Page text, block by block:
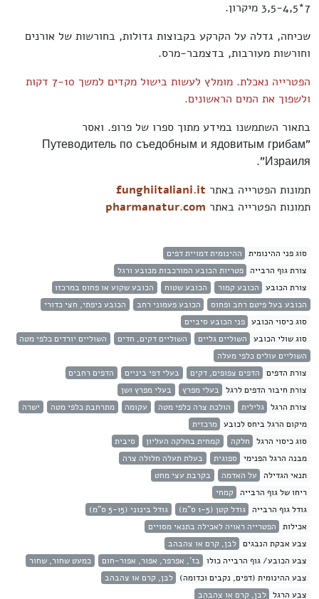
שכיחה, גדלה על הקרקע בקבוצות גדולות, בחורשות של אורנים
וחורשות מעורבות, בדצמבר-מרס.
הפטרייה נאכלת. מומלץ לעשות בישול מקדים למשך 7-10 דקות
ולשפוך את המים הראשונים.
בתאור השתמשנו במידע מתוך ספרו של פרופ. ואסר
"Путеводитель по съедобным и ядовитым грибам
Израиля".
תמונות הפטרייה באתרfunghiitaliani.it
תמונות הפטרייה באתרpharmanatur.com
סוג פני ההינומית ההינומית דמויית דפים
צורת גוף הרבייה פטריות הכובע המורכבות מכובע ורגל
צורת הכובע הכובע קמור הכובע שטוח
הכובע שקוע או פחוס במרכזו
הכובע בעל פיטם רחב ופחוס
הכובע פעמוני רחב
הכובע כיפתי, חצי כדורי
סוג כיסוי הכובע פני הכובע סיביים
סוג שולי הכובע השוליים גליים השוליים דקים, חדים
השוליים יורדים כלפי מטה
השוליים עולים כלפי מעלה
צורת הדפים הדפים צפופים, דקים בעלי דפי ביניים
הדפים רחבים
צורת חיבור הדפים לרגל בעלי מפרץ
בעלי מפרץ ושן
צורת הרגל גלילית הולכת צרה כלפי מטה עקומה מתרחבת כלפי מטה
ישרה
מיקום הרגל ביחס לכובע מרכזית
סוג כיסוי הרגל חלקה קמחית בחלקה העליון
סיבית
מבנה הרגל הפנימי ספוגית
בעלת תעלה חלולה צרה
תנאי הגדילה על האדמה
בקרבת עצי מחט
ריחו של גוף הרבייה קמחי
גודל גוף הרבייה גודל קטן (1-5 ס"מ)
גודל בינוני (5-15 ס"מ)
אכילות הפטרייה ראויה לאכילה בתנאי מסויים
צבע אבקת הנבגים לבן, קרם או צהבהב
צבע הכובע/ גוף הרבייה כולו בז', אפרפר, אפור, אפור-חום
כמעט שחור, שחור
צבע ההינומית (דפים, נקבים וכדומה) לבן, קרם או צהבהב
צבע הרגל לבן, קרם או צהבהב